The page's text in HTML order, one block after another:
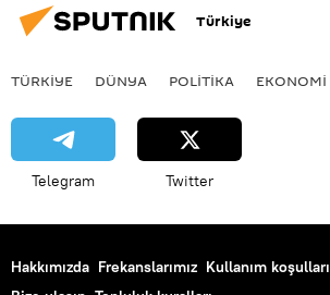
Türkiye
TÜRKIYE DÜNYA POLİTİKA EKONOMİ
Telegram Twitter
Hakkımızda Frekanslarımız Kullanım koşulları